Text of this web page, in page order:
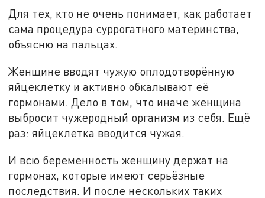
Для тех, кто не очень понимает, как работает
сама процедура суррогатного материнства,
объясню на пальцах.
Женщине вводят чужую оплодотворённую
яйцеклетку и активно обкалывают её
гормонами. Дело в том, что иначе женщина
выбросит чужеродный организм из себя. Ещё
раз: яйцеклетка вводится чужая.
И всю беременность женщину держат на
гормонах, которые имеют серьёзные
последствия. И после нескольких таких